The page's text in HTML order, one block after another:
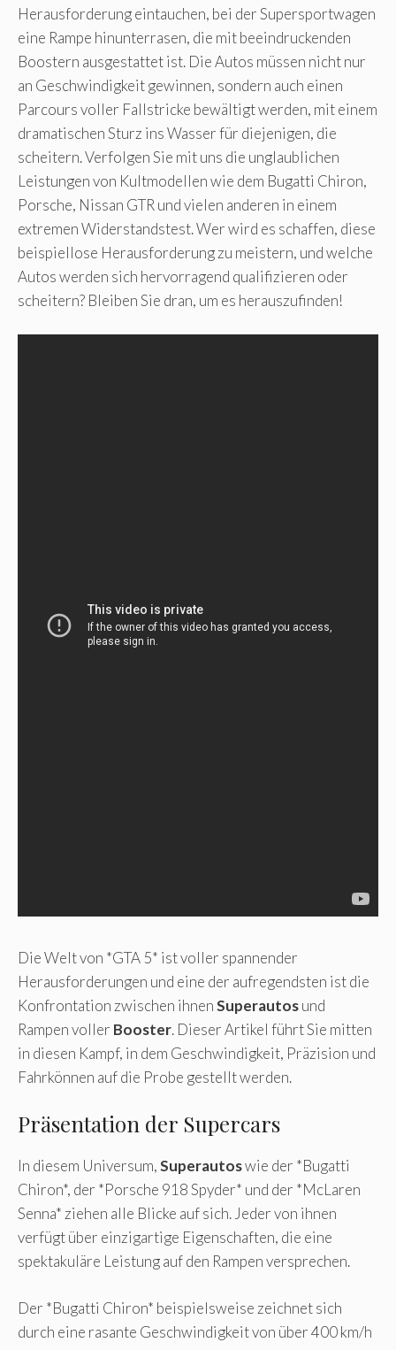
Herausforderung eintauchen, bei der Supersportwagen
eine Rampe hinunterrasen, die mit beeindruckenden
Boostern ausgestattet ist. Die Autos müssen nicht nur
an Geschwindigkeit gewinnen, sondern auch einen
Parcours voller Fallstricke bewältigt werden, mit einem
dramatischen Sturz ins Wasser für diejenigen, die
scheitern. Verfolgen Sie mit uns die unglaublichen
Leistungen von Kultmodellen wie dem Bugatti Chiron,
Porsche, Nissan GTR und vielen anderen in einem
extremen Widerstandstest. Wer wird es schaffen, diese
beispiellose Herausforderung zu meistern, und welche
Autos werden sich hervorragend qualifizieren oder
scheitern? Bleiben Sie dran, um es herauszufinden!
Die Welt von *GTA 5* ist voller spannender
Herausforderungen und eine der aufregendsten ist die
Konfrontation zwischen ihnenSuperautosund
Rampen voller Booster. Dieser Artikel führt Sie mitten
in diesen Kampf, in dem Geschwindigkeit, Präzision und
Fahrkönnen auf die Probe gestellt werden.
Präsentation der Supercars
In diesem Universum,Superautoswie der *Bugatti
Chiron*, der *Porsche 918 Spyder* und der *McLaren
Senna* ziehen alle Blicke auf sich. Jeder von ihnen
verfügt über einzigartige Eigenschaften, die eine
spektakuläre Leistung auf den Rampen versprechen.
Der *Bugatti Chiron* beispielsweise zeichnet sich
durch eine rasante Geschwindigkeit von über 400 km/h